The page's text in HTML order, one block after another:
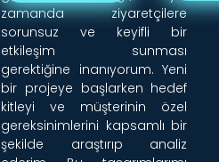
zamanda ziyaretçilere
sorunsuz ve keyifli bir
etkileşim sunması
gerektiğine inanıyorum. Yeni
bir projeye başlarken hedef
kitleyi ve müşterinin özel
gereksinimlerini kapsamlı bir
şekilde araştırıp analiz